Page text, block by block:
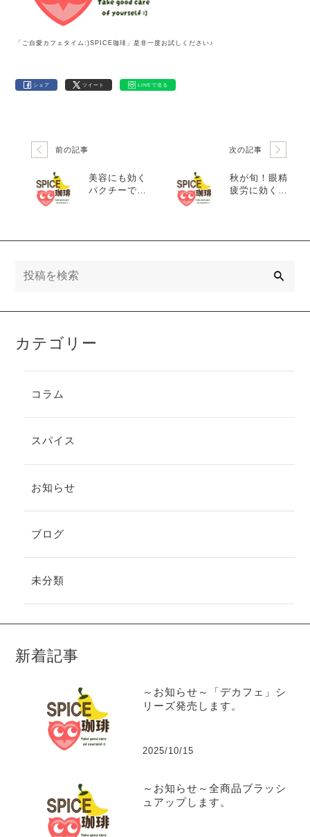
「ご自愛カフェタイム:)SPICE珈琲」是非一度お試しください♪
シェア ツイート LINEで送る
前の記事
美容にも効く
パクチーでご
次の記事
秋が旬！眼精
疲労に効く！
カテゴリー
コラム
スパイス
お知らせ
ブログ
未分類
新着記事
～お知らせ～「デカフェ」シ
リーズ発売します。
2025/10/15
～お知らせ～全商品ブラッシ
ュアップします。